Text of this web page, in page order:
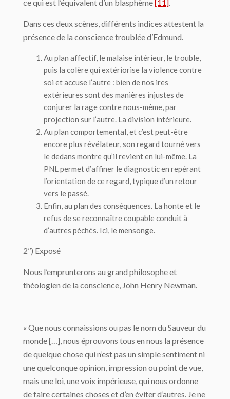
ce qui est l’équivalent d’un blasphème[11].
Dans ces deux scènes, différents indices attestent la
présence de la conscience troublée d’Edmund.
Au plan affectif, le malaise intérieur, le trouble,
puis la colère qui extériorise la violence contre
soi et accuse l’autre : bien de nos ires
extérieures sont des manières injustes de
conjurer la rage contre nous-même, par
projection sur l’autre. La division intérieure.
Au plan comportemental, et c’est peut-être
encore plus révélateur, son regard tourné vers
le dedans montre qu’il revient en lui-même. La
PNL permet d’affiner le diagnostic en repérant
l’orientation de ce regard, typique d’un retour
vers le passé.
Enfin, au plan des conséquences. La honte et le
refus de se reconnaître coupable conduit à
d’autres péchés. Ici, le mensonge.
2’’) Exposé
Nous l’emprunterons au grand philosophe et
théologien de la conscience, John Henry Newman.
« Que nous connaissions ou pas le nom du Sauveur du
monde […], nous éprouvons tous en nous la présence
de quelque chose qui n’est pas un simple sentiment ni
une quelconque opinion, impression ou point de vue,
mais une loi, une voix impérieuse, qui nous ordonne
de faire certaines choses et d’en éviter d’autres. Je ne